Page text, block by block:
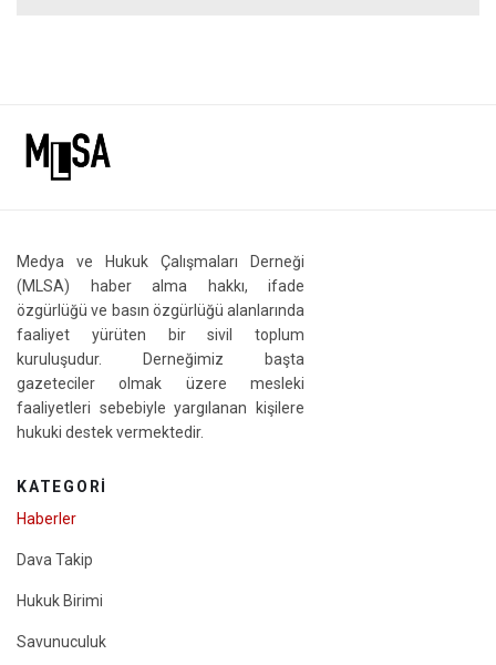
Medya ve Hukuk Çalışmaları Derneği
(MLSA) haber alma hakkı, ifade
özgürlüğü ve basın özgürlüğü alanlarında
faaliyet yürüten bir sivil toplum
kuruluşudur. Derneğimiz başta
gazeteciler olmak üzere mesleki
faaliyetleri sebebiyle yargılanan kişilere
hukuki destek vermektedir.
KATEGORI
Haberler
Dava Takip
Hukuk Birimi
Savunuculuk